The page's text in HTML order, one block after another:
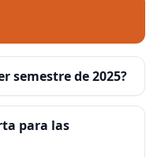
semestre de 2025?
para las